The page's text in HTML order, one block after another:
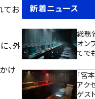
てお
、外
け
新着ニュース
総務
オン
てで
「宮
アク
ゲス